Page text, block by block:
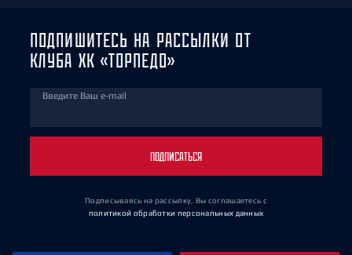
ПОДПИШИТЕСЬ НА РАССЫЛКИ ОТ
КЛУБА ХК «ТОРПЕДО»
Введите Ваш e-mail
ПОДПИСАТЬСЯ
Подписываясь на рассылку, Вы соглашаетесь с
политикой обработки персональных данных